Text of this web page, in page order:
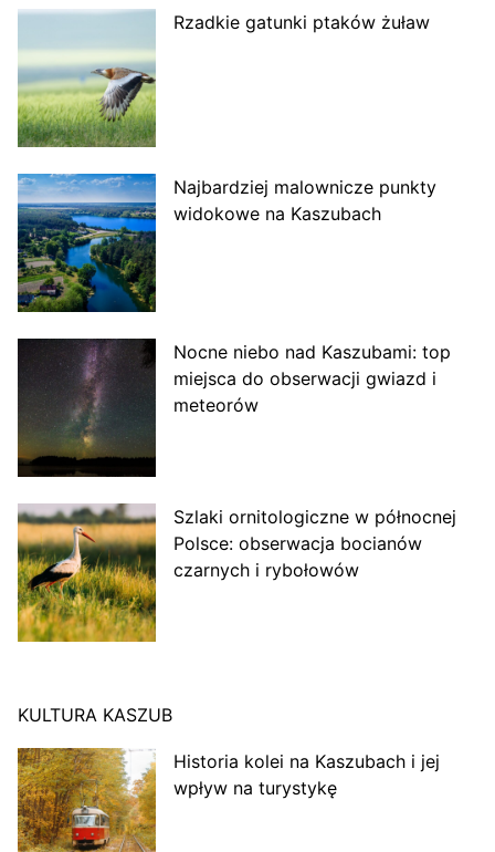
Rzadkie gatunki ptaków żuław
Najbardziej malownicze punkty
widokowe na Kaszubach
Nocne niebo nad Kaszubami: top
miejsca do obserwacji gwiazd i
meteorów
Szlaki ornitologiczne w północnej
Polsce: obserwacja bocianów
czarnych i rybołowów
KULTURA KASZUB
Historia kolei na Kaszubach i jej
wpływ na turystykę